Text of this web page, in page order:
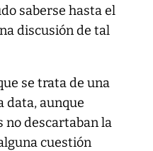
saberse hasta el
discusión de tal
se trata de una
data, aunque
no descartaban la
cuestión